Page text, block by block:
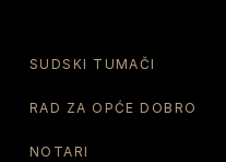
SUDSKI TUMAČI
RAD ZA OPĆE DOBRO
NOTARI